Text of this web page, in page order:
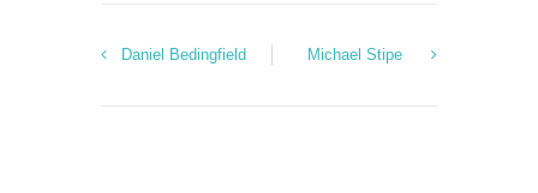
Daniel Bedingfield Michael Stipe